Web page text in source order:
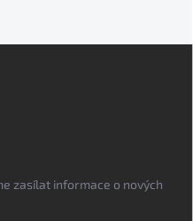
zasílat informace o nových